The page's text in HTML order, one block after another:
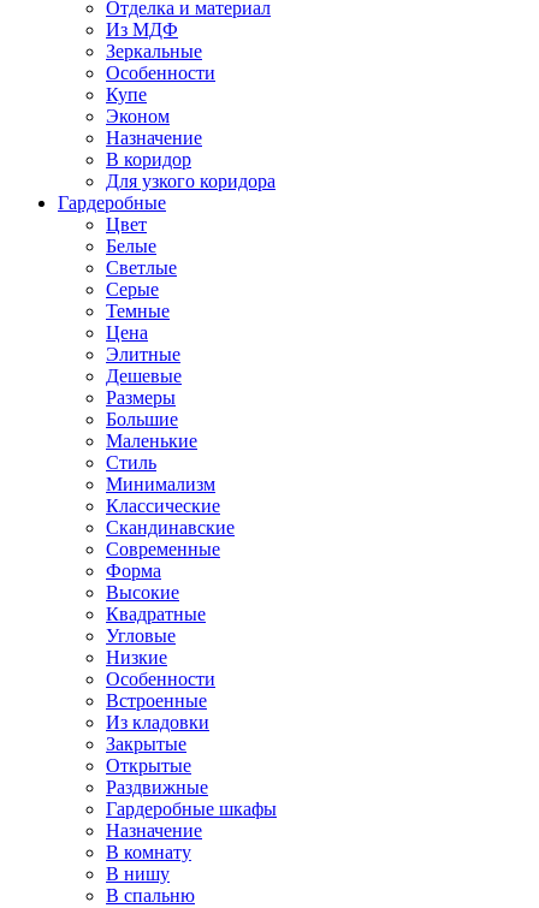
Отделка и материал
Из МДФ
Зеркальные
Особенности
Купе
Эконом
Назначение
В коридор
Для узкого коридора
Гардеробные
Цвет
Белые
Светлые
Серые
Темные
Цена
Элитные
Дешевые
Размеры
Большие
Маленькие
Стиль
Минимализм
Классические
Скандинавские
Современные
Форма
Высокие
Квадратные
Угловые
Низкие
Особенности
Встроенные
Из кладовки
Закрытые
Открытые
Раздвижные
Гардеробные шкафы
Назначение
В комнату
В нишу
В спальню